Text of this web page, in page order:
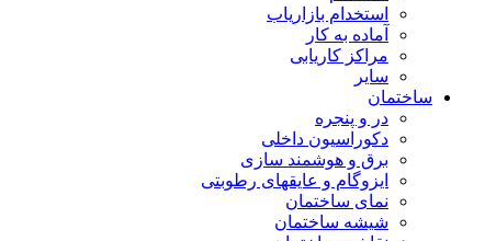
استخدام بازاریاب
آماده به کار
مراکز کاریابی
سایر
ساختمان
در و پنجره
دکوراسیون داخلی
برق و هوشمند سازی
ایزوگام و عایقهای رطوبتی
نمای ساختمان
شیشه ساختمان